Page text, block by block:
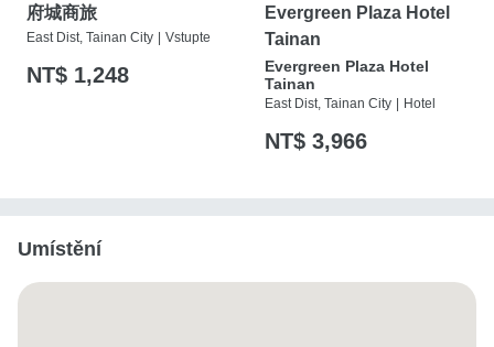
府城商旅
East Dist, Tainan City Vstupte
NT$ 1,248
Evergreen Plaza Hotel
Tainan
Evergreen Plaza Hotel
Tainan
East Dist, Tainan City Hotel
NT$ 3,966
Umístění